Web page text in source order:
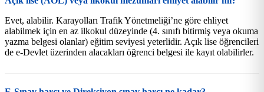
Evet, alabilir. Karayolları Trafik Yönetmeliği’ne göre ehliyet
alabilmek için en az ilkokul düzeyinde (4. sınıfı bitirmiş veya okuma
yazma belgesi olanlar) eğitim seviyesi yeterlidir. Açık lise öğrencileri
de e-Devlet üzerinden alacakları öğrenci belgesi ile kayıt olabilirler.